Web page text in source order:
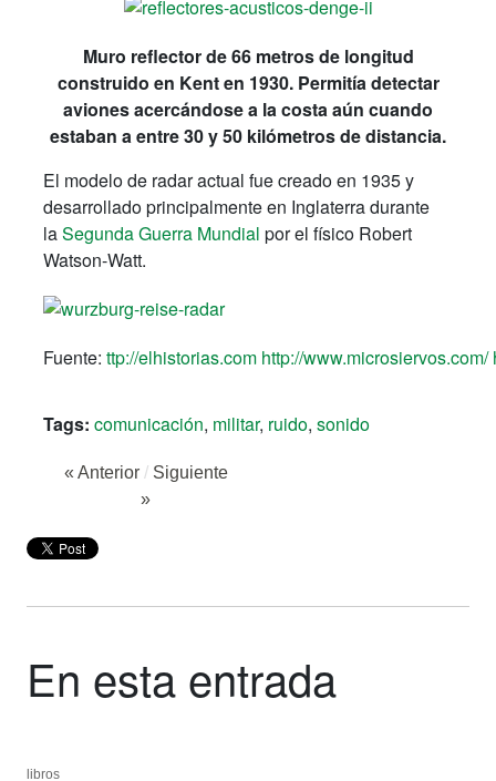
Muro reflector de 66 metros de longitud
construido en Kent en 1930. Permitía detectar
aviones acercándose a la costa aún cuando
estaban a entre 30 y 50 kilómetros de distancia.
El modelo de radar actual fue creado en 1935 y
desarrollado principalmente en Inglaterra durante
laSegunda Guerra Mundial por el físico Robert
Watson-Watt.
Fuente: ttp://elhistorias.com http://www.microsiervos.com/
Tags: comunicación, militar, ruido, sonido
« Anterior / Siguiente
»
En esta entrada
libros
libros